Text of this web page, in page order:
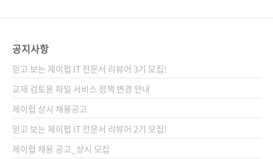
공지사항
믿고 보는 제이펍 IT 전문서 리뷰어 3기 모집!
교재 검토용 파일 서비스 정책 변경 안내
제이펍 상시 채용공고
믿고 보는 제이펍 IT 전문서 리뷰어 2기 모집!
제이펍 채용 공고_상시 모집